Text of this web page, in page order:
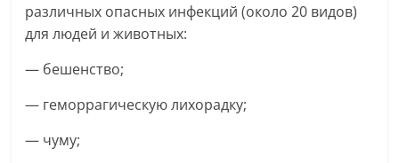
различных опасных инфекций (около 20 видов)
для людей и животных:
— бешенство;
— геморрагическую лихорадку;
— чуму;